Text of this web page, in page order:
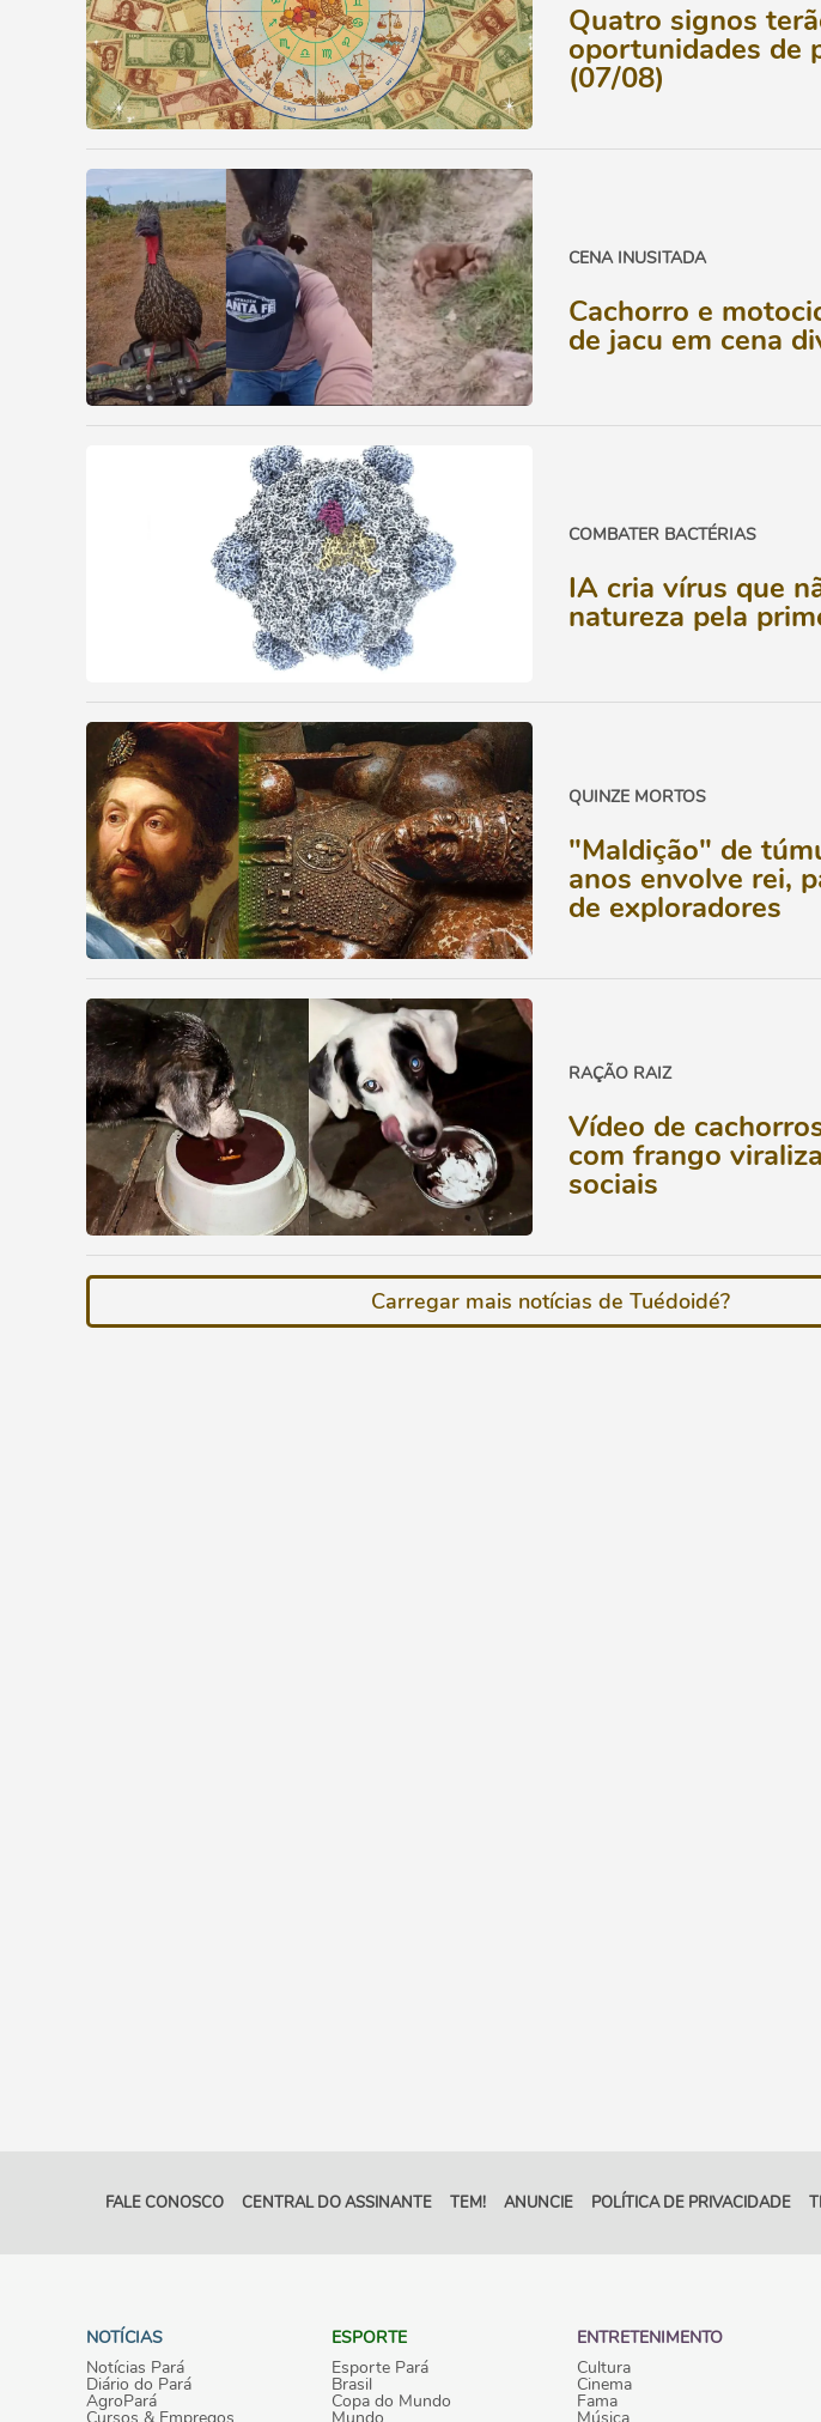
Quatro signos
oportunidades de
(07/08)
CENA INUSITADA
Cachorro e
de jacu em cena
COMBATER BACTÉRIAS
IA cria vírus que
natureza pela
QUINZE MORTOS
"Maldição" de
anos envolve rei,
de exploradores
RAÇÃO RAIZ
Vídeo de
com frango
sociais
Carregar mais notícias de Tuédoidé?
FALE CONOSCO CENTRAL DO ASSINANTE TEM! ANUNCIE POLÍTICA DE PRIVACIDADE
NOTÍCIAS
Notícias Pará
Diário do Pará
AgroPará
Cursos & Empregos
ESPORTE
Esporte Pará
Brasil
Copa do Mundo
Mundo
ENTRETENIMENTO
Cultura
Cinema
Fama
Música